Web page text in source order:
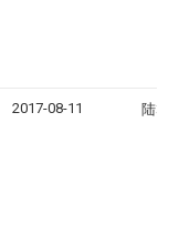
2017-08-11 陆群